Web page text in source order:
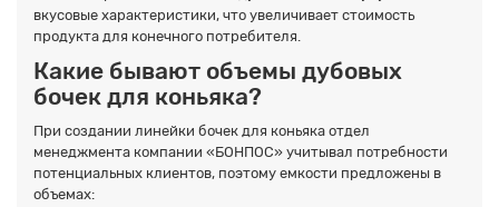
вкусовые характеристики, что увеличивает стоимость
продукта для конечного потребителя.
Какие бывают объемы дубовых
бочек для коньяка?
При создании линейки бочек для коньяка отдел
менеджмента компании «БОНПОС» учитывал потребности
потенциальных клиентов, поэтому емкости предложены в
объемах: